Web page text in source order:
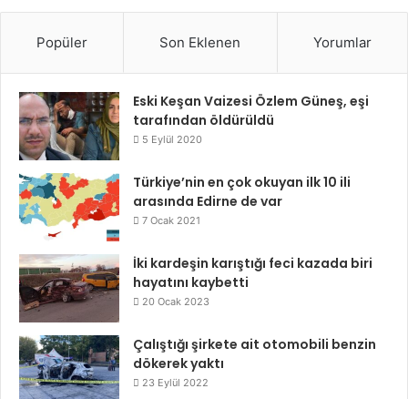
Popüler Son Eklenen Yorumlar
Eski Keşan Vaizesi Özlem Güneş, eşi
tarafından öldürüldü
5 Eylül 2020
Türkiye’nin en çok okuyan ilk 10 ili
arasında Edirne de var
7 Ocak 2021
İki kardeşin karıştığı feci kazada biri
hayatını kaybetti
20 Ocak 2023
Çalıştığı şirkete ait otomobili benzin
dökerek yaktı
23 Eylül 2022